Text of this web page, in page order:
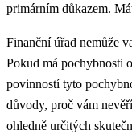
primárním důkazem.
Finanční úřad nemůže
Pokud má pochybnosti
povinností tyto
důvody, proč vám
ohledně určitých